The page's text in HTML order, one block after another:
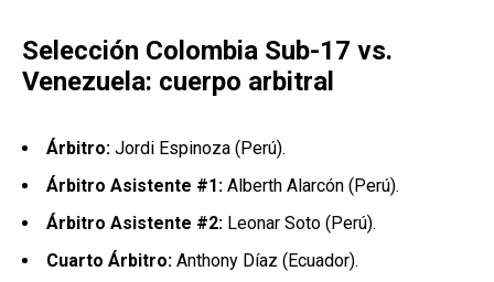
Selección Colombia Sub-17 vs.
Venezuela: cuerpo arbitral
Árbitro: Jordi Espinoza (Perú).
Árbitro Asistente #1: Alberth Alarcón (Perú).
Árbitro Asistente #2: Leonar Soto (Perú).
Cuarto Árbitro: Anthony Díaz (Ecuador).